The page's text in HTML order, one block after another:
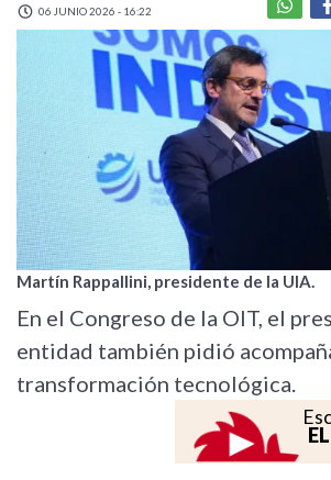
06 JUNIO 2026 - 16:22
Martín Rappallini, presidente de la UIA.
En el Congreso de la OIT, el
entidad también pidió
transformación tecnológica.